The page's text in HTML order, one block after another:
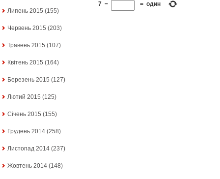
Липень 2015 (155)
Червень 2015 (203)
Травень 2015 (107)
Квітень 2015 (164)
Березень 2015 (127)
Лютий 2015 (125)
Січень 2015 (155)
Грудень 2014 (258)
Листопад 2014 (237)
Жовтень 2014 (148)
7 − = один